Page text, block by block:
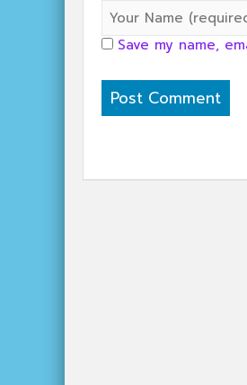
Save my name,